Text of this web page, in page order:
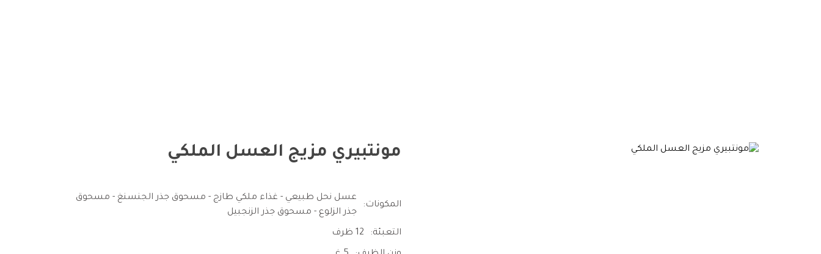
مونتبيري مزيج العسل الملكي
المكونات:
عسل نحل طبيعي - غذاء ملكي طازج - مسحوق جذر الجنسنغ - مسحوق
جذر الزلوع - مسحوق جذر الزنجبيل
التعبئة: 12 ظرف